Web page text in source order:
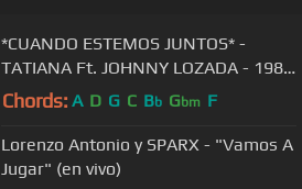
*CUANDO ESTEMOS JUNTOS* -
TATIANA Ft. JOHNNY LOZADA - 1986
(REMASTERIZADO)
Chords: A D G C Bb Gbm F
Lorenzo Antonio y SPARX - "Vamos A
Jugar" (en vivo)